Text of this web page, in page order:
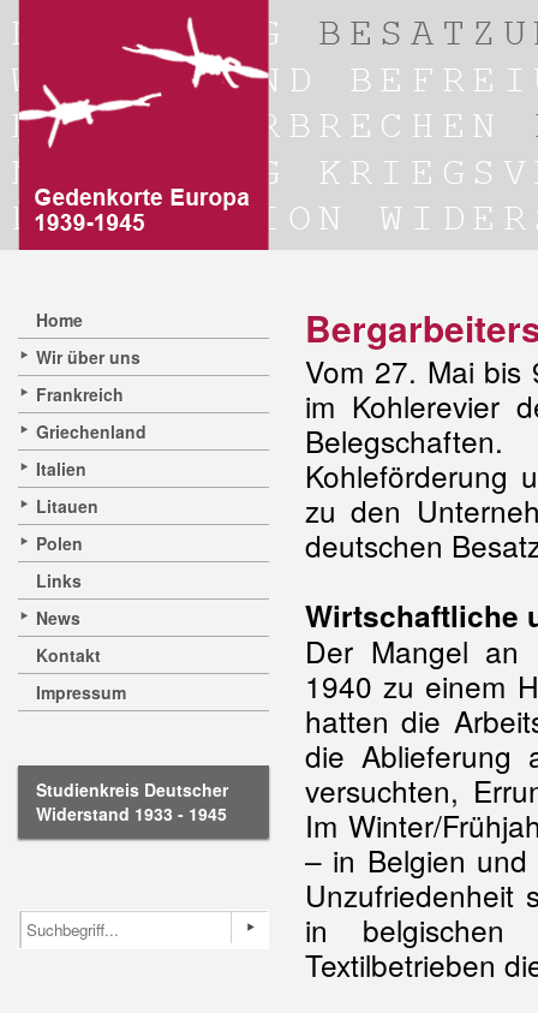
Home
Wir über uns
Frankreich
Griechenland
Italien
Litauen
Polen
Links
News
Kontakt
Impressum
Studienkreis Deutscher
Widerstand 1933 - 1945
Vom 27. Mai bis
im Kohlerevier
Kohleförderung
zu den
deutschen
Wirtschaftliche
Der Mangel an
1940 zu einem
hatten die
die Ablieferung
versuchten,
Im Winter/
– in Belgien und
Unzufriedenheit
in belgischen
Textilbetrieben